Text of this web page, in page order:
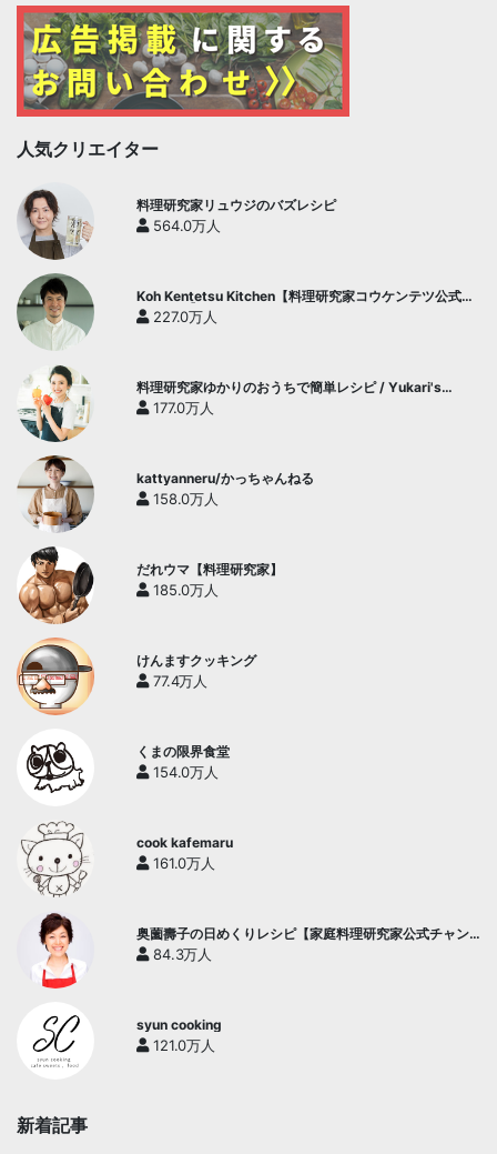
人気クリエイター
料理研究家リュウジのバズレシピ
564.0万人
Koh Kentetsu Kitchen【料理研究家コウケンテツ公式チ
ャンネル】
227.0万人
料理研究家ゆかりのおうちで簡単レシピ / Yukari's
Kitchen
177.0万人
kattyanneru/かっちゃんねる
158.0万人
だれウマ【料理研究家】
185.0万人
けんますクッキング
77.4万人
くまの限界食堂
154.0万人
cook kafemaru
161.0万人
奥薗壽子の日めくりレシピ【家庭料理研究家公式チャン
ネル】
84.3万人
syun cooking
121.0万人
新着記事